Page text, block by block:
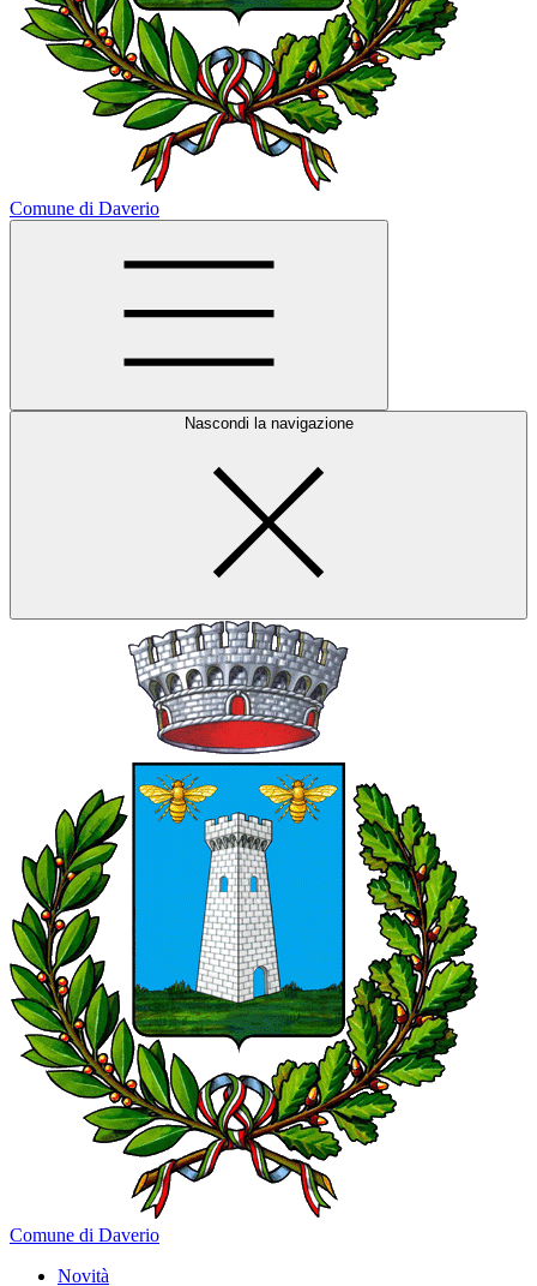
Comune di Daverio
Nascondi la navigazione
Comune di Daverio
Novità